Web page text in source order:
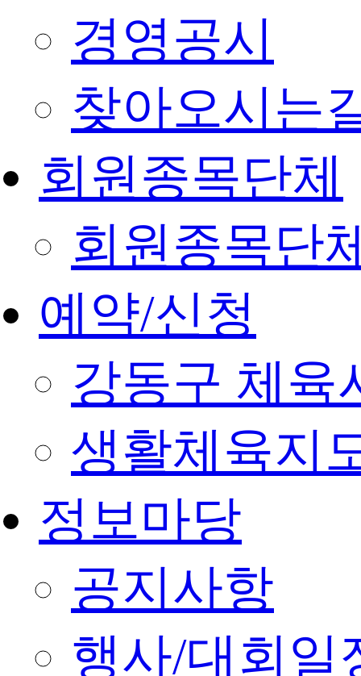
경영공시
찾아오시는
회원종목단체
회원종목단
예약/신청
강동구 체육
생활체육지
정보마당
공지사항
행사/대회일